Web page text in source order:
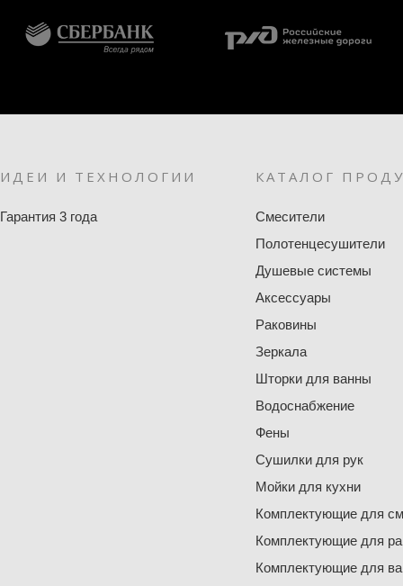
ИДЕИ И ТЕХНОЛОГИИ
Гарантия 3 года
КАТАЛОГ
Смесители
Полотенцесушители
Душевые системы
Аксессуары
Раковины
Зеркала
Шторки для ванны
Водоснабжение
Фены
Сушилки для рук
Мойки для кухни
Комплектующие для
Комплектующие для
Комплектующие для